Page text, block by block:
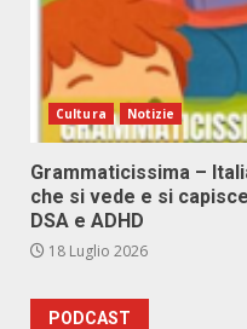
Cultura Notizie
Grammaticissima –
che si vede e si
DSA e ADHD
18 Luglio 2026
PODCAST